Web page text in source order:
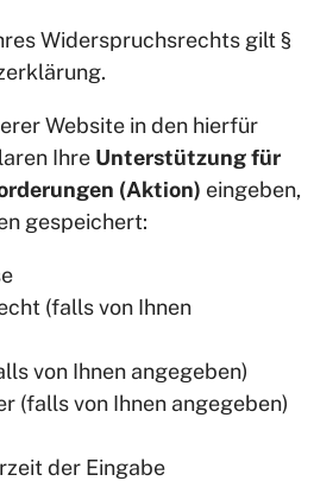
Widerspruchsrechts gilt §
Website in den hierfür
Ihre Unterstützung für
(Aktion) eingeben,
gespeichert:
(falls von Ihnen
von Ihnen angegeben)
(falls von Ihnen angegeben)
der Eingabe